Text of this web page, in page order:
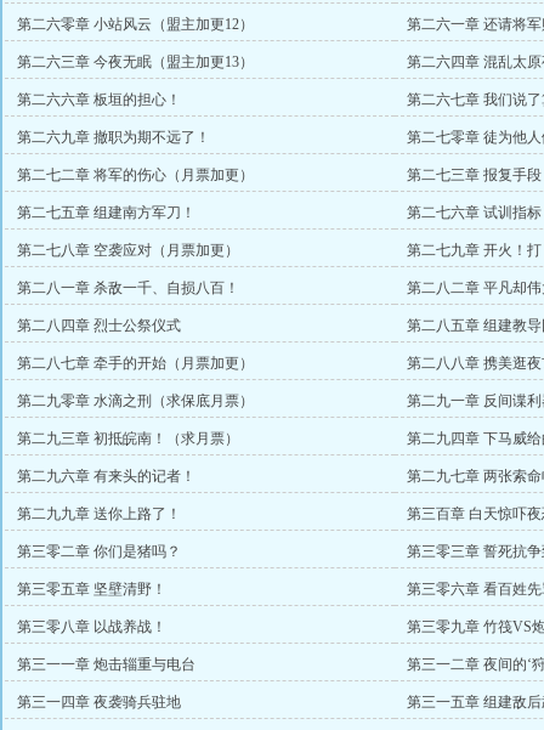
第二六零章 小站风云（盟主加更12） 第二六一章 还请将
第二六三章 今夜无眠（盟主加更13） 第二六四章 混乱太
第二六六章 板垣的担心！ 第二六七章 我们说
第二六九章 撤职为期不远了！ 第二七零章 徒为他
第二七二章 将军的伤心（月票加更） 第二七三章 报复手
第二七五章 组建南方军刀！ 第二七六章 试训指
第二七八章 空袭应对（月票加更） 第二七九章 开火！
第二八一章 杀敌一千、自损八百！ 第二八二章 平凡却
第二八四章 烈士公祭仪式 第二八五章 组建教导
第二八七章 牵手的开始（月票加更） 第二八八章 携美逛
第二九零章 水滴之刑（求保底月票） 第二九一章 反间谍
第二九三章 初抵皖南！（求月票） 第二九四章 下马威
第二九六章 有来头的记者！ 第二九七章 两张索
第二九九章 送你上路了！ 第三百章 白天惊吓
第三零二章 你们是猪吗？ 第三零三章 誓死抗
第三零五章 坚壁清野！ 第三零六章 看百姓
第三零八章 以战养战！ 第三零九章 竹筏VS
第三一一章 炮击辎重与电台 第三一二章 夜间的‘
第三一四章 夜袭骑兵驻地 第三一五章 组建敌